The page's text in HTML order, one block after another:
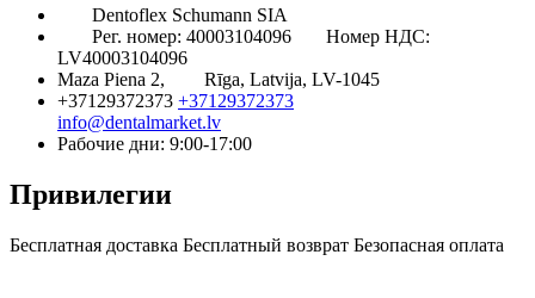
Dentoflex Schumann SIA
Рег. номер: 40003104096
Номер НДС:
LV40003104096
Maza Piena 2,
Rīga, Latvija, LV-1045
+37129372373 +37129372373
info@dentalmarket.lv
Рабочие дни: 9:00-17:00
Привилегии
Бесплатная доставка Бесплатный возврат Безопасная оплата